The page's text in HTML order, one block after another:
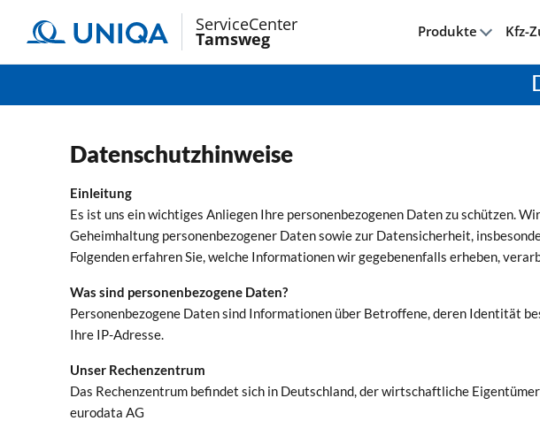
ServiceCenter
Tamsweg Produkte Kfz-
Datenschutzhinweise
Einleitung
Es ist uns ein wichtiges Anliegen Ihre personenbezogenen Daten zu schützen.
Geheimhaltung personenbezogener Daten sowie zur Datensicherheit,
Folgenden erfahren Sie, welche Informationen wir gegebenenfalls erheben,
Was sind personenbezogene Daten?
Personenbezogene Daten sind Informationen über Betroffene, deren Identität
Ihre IP-Adresse.
Unser Rechenzentrum
Das Rechenzentrum befindet sich in Deutschland, der wirtschaftliche
eurodata AG